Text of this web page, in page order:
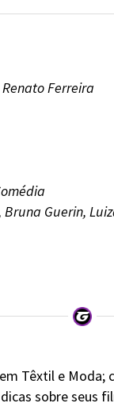
Ferreira
Bruna Guerin,
Têxtil e
sobre seus